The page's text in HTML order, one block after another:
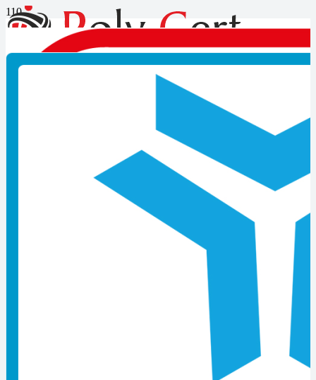
Ustalık Belgesi Veren Kurumlar
Son Yazılar
Mesleki Yeterlilik Belgesi Nedir?
İzmir MYK Belgesi Başvurusu Nasıl Yapılır?
Kocaeli MYK Belgesi Başvurusu Nasıl Yapılır?
MYK Belgesi Zorunlu Meslekler Listesi
MYK Belgesi Nasıl Alınır? Güncel Başvuru Rehberi
Ustalık Belgesi Almadan Dükkan Açılabilir mi
MYK Belgesi Almayan İşletmelere Yaptırım
Çıraklık Okulunda Belge Sınavı Tarihleri
Ustalık Belgesi ile Taşeronluk Yapılır mı
MYK Belgesi Olmayan Çalışanların İş Kazasındaki Durumu
Çıraklık Belgesi ile Hangi İşlerde Çalışılır?